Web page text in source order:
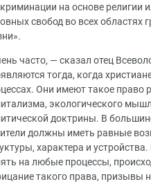
на основе религии
свобод во всех областях
часто, — сказал отец
тогда, когда
Они имеют такое право
экологического
доктрины. В
должны иметь равные
характера и
на любые процессы,
такого права, призывы